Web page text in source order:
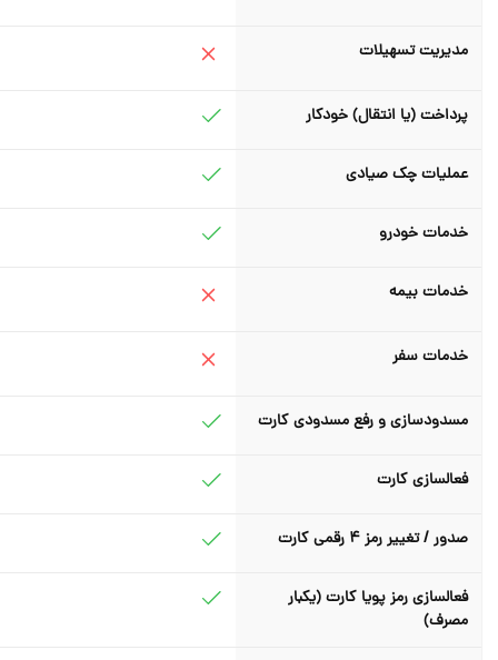
مدیریت تسهیلات
پرداخت (یا انتقال) خودکار
عملیات چک صیادی
خدمات خودرو
خدمات بیمه
خدمات سفر
مسدودسازی و رفع مسدودی کارت
فعالسازی کارت
صدور / تغییر رمز 4 رقمی کارت
فعالسازی رمز پویا کارت (یکبار
مصرف)